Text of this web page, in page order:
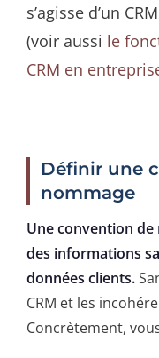
s’agisse d’un
(voir aussi le
CRM en
Définir une
nommage
Une convention
des informations
données clients.
CRM et les
Concrètement,